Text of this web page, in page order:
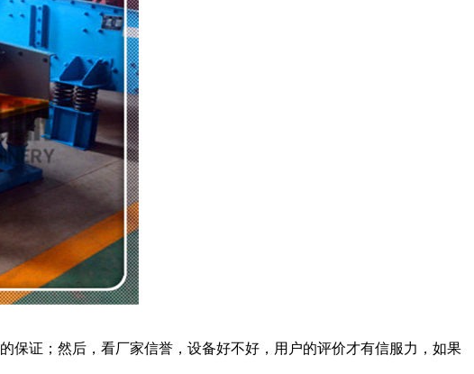
保证；然后，看厂家信誉，设备好不好，用户的评价才有信服力，如果